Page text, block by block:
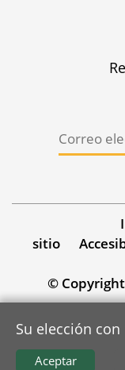
sitio
©
Su elección
Aceptar